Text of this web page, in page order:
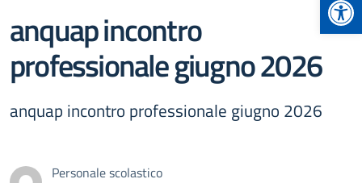
anquap incontro
professionale giugno 2026
anquap incontro professionale giugno 2026
Personale scolastico